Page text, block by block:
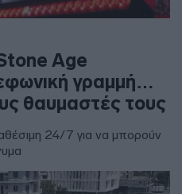
Age
γραμμή…
θαυμαστές τους
24/7 για να μπορούν